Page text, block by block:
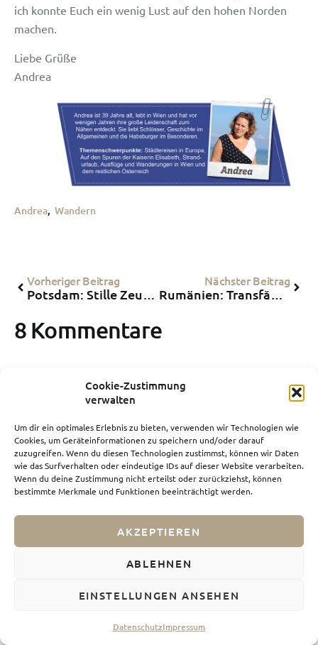
Cookie-Zustimmung
verwalten
Um dir ein optimales Erlebnis zu bieten, verwenden wir Technologien wie
Cookies, um Geräteinformationen zu speichern und/oder darauf
zuzugreifen. Wenn du diesen Technologien zustimmst, können wir Daten
wie das Surfverhalten oder eindeutige IDs auf dieser Website verarbeiten.
Wenn du deine Zustimmung nicht erteilst oder zurückziehst, können
bestimmte Merkmale und Funktionen beeinträchtigt werden.
AKZEPTIEREN
ABLEHNEN
EINSTELLUNGEN ANSEHEN
DatenschutzImpressum
ich konnte Euch ein wenig Lust auf den hohen Norden
machen.
Liebe Grüße
Andrea
Andrea,Wandern
Vorheriger Beitrag
Potsdam: Stille Zeugen – Lost Places
Nächster Beitrag
Rumänien: Transfăgărăşan – die schönste Straße der Welt
8 Kommentare
08.03.2017 um 08:39 Uhr
Die Rentier sind ja entzückend!
Antworten
Andrea sagt: 08.03.2017 um 12:52 Uhr
das waren sie tatsächlich 🙂 und so zutraulich!
08.03.2017 um 15:24 Uhr
annähernd auf meinem Reise-Radar stand, aber wenn ich jetzt